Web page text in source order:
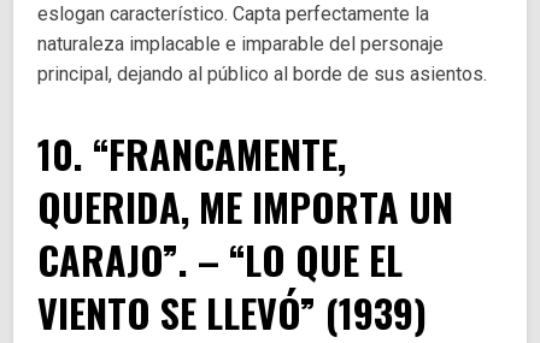
eslogan característico. Capta perfectamente la
naturaleza implacable e imparable del personaje
principal, dejando al público al borde de sus asientos.
10. “FRANCAMENTE,
QUERIDA, ME IMPORTA UN
CARAJO”. – “LO QUE EL
VIENTO SE LLEVÓ” (1939)